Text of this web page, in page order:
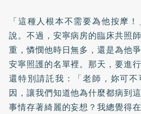
「這種人根本不需要為他按摩
說。不過，安寧病房的臨床共照
重，憐憫他時日無多，還是為他
安寧照護的名單裡。那天，要進
還特別請託我：「老師，妳可
因，讓我們知道他為什麼都病到
事情存著綺麗的妄想？我總覺得